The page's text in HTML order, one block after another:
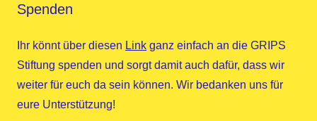
Spenden
Ihr könnt über diesen Link ganz einfach an die GRIPS
Stiftung spenden und sorgt damit auch dafür, dass wir
weiter für euch da sein können. Wir bedanken uns für
eure Unterstützung!